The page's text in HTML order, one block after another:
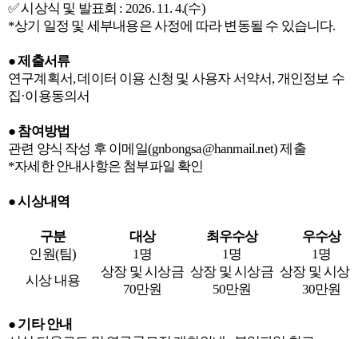
✅시상식 및 발표회 : 2026. 11. 4.(수)
*상기 일정 및 세부내용은 사정에 따라 변동될 수 있습니다.
●제출서류
연구계획서,데이터 이용 신청 및 사용자 서약서,개인정보 수
집·이용동의서
● 참여방법
관련 양식 작성 후 이메일(gnbongsa@hanmail.net)제출
*자세한 안내사항은 첨부파일 확인
●시상내역
구분 대상 최우수상
우수상
인원(팀) 1명 1명 1명
시상 내용
상장 및 시상금
70만원
상장 및 시상금
50만원
상장 및 시상
30만원
● 기타 안내